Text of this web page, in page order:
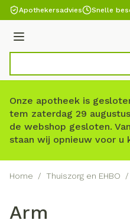
Ga naar de inhoud
Apothekersadvies Snelle
Menu
Onze apotheek is
tem zaterdag 29
de webshop gesloten.
staan wij opnieuw voor u
Home / Thuiszorg en EHBO /
Arm